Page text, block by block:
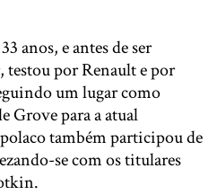
anos, e antes de ser
por Renault e por
um lugar como
Grove para a atual
também participou de
se com os titulares